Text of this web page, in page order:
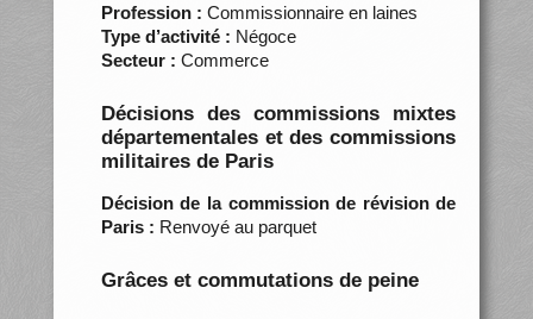
Profession : Commissionnaire en laines
Type d’activité : Négoce
Secteur : Commerce
Décisions des commissions mixtes
départementales et des commissions
militaires de Paris
Décision de la commission de révision de
Paris : Renvoyé au parquet
Grâces et commutations de peine